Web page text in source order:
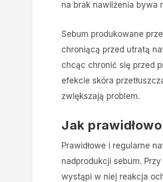
na brak nawilżenia bywa
Sebum produkowane
chroniącą przed utratą
chcąc chronić się przed
efekcie skóra
zwiększają problem.
Jak
Prawidłowe i regularne
nadprodukcji sebum.
wystąpi w niej reakcja